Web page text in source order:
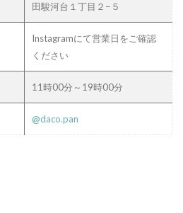
田駿河台１丁目２−５
Instagramにて営業日をご確認
ください
11時00分～19時00分
@daco.pan